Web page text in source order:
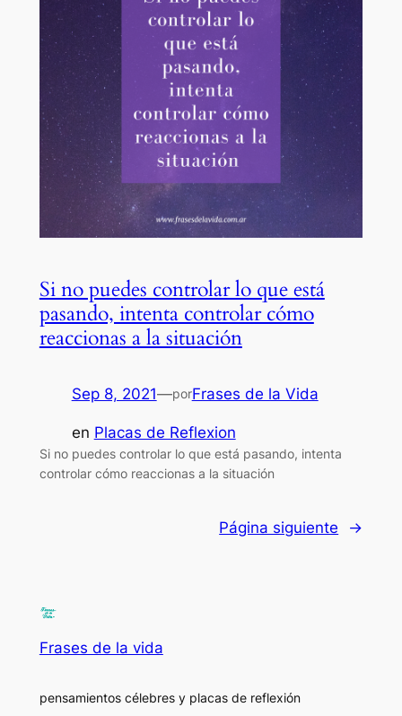
Si no puedes controlar lo que está
pasando, intenta controlar cómo
reaccionas a la situación
Sep 8, 2021—porFrases de la Vida
en Placas de Reflexion
Si no puedes controlar lo que está pasando, intenta
controlar cómo reaccionas a la situación
Página siguiente →
Frases de la vida
pensamientos célebres y placas de reflexión